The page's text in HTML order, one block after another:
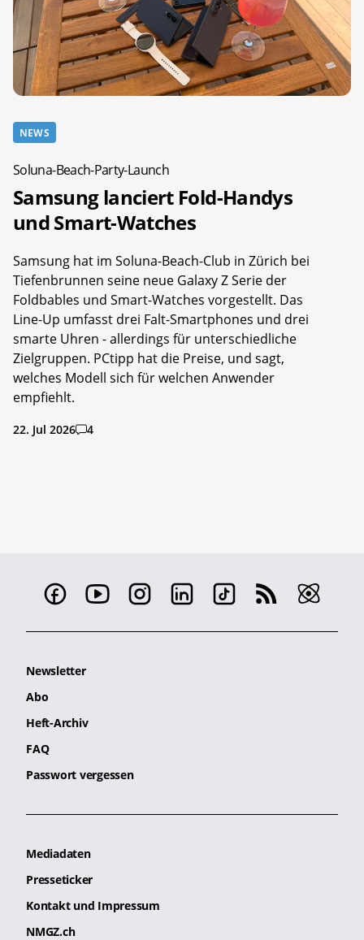
NEWS
Soluna-Beach-Party-Launch
Samsung lanciert Fold-Handys
und Smart-Watches
Samsung hat im Soluna-Beach-Club in Zürich bei
Tiefenbrunnen seine neue Galaxy Z Serie der
Foldbables und Smart-Watches vorgestellt. Das
Line-Up umfasst drei Falt-Smartphones und drei
smarte Uhren - allerdings für unterschiedliche
Zielgruppen. PCtipp hat die Preise, und sagt,
welches Modell sich für welchen Anwender
empfiehlt.
22. Jul 2026 4
Newsletter
Abo
Heft-Archiv
FAQ
Passwort vergessen
Mediadaten
Presseticker
Kontakt und Impressum
NMGZ.ch